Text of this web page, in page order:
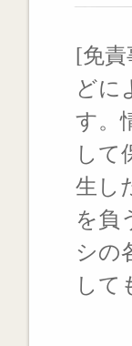
[免責
どに
す。
して
生し
を負
シの
して